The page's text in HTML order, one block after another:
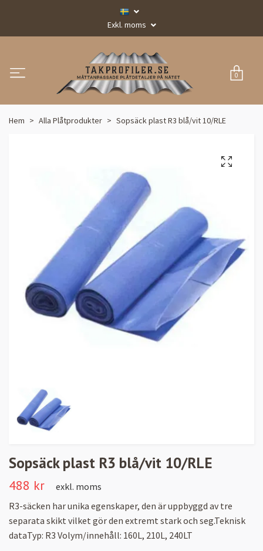
Exkl. moms
0
Hem Alla Plåtprodukter Sopsäck plast R3 blå/vit 10/RLE
Sopsäck plast R3 blå/vit 10/RLE
488 kr
exkl. moms
R3-säcken har unika egenskaper, den är uppbyggd av tre
separata skikt vilket gör den extremt stark och seg.Teknisk
dataTyp: R3 Volym/innehåll: 160L, 210L, 240LT